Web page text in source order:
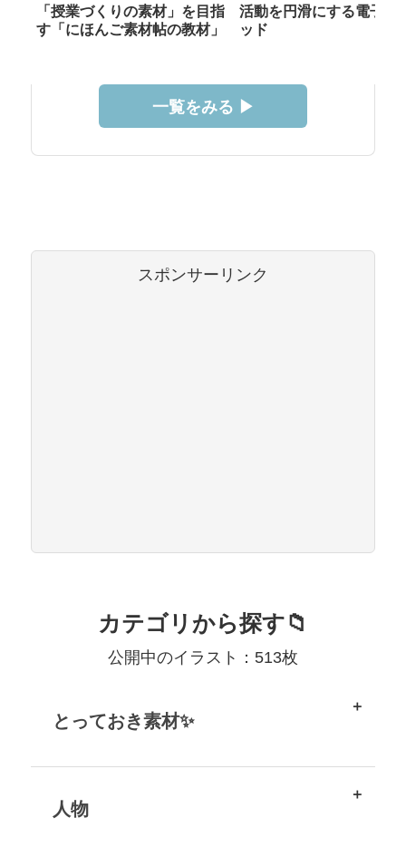
「授業づくりの素材」を目指
す「にほんご素材帖の教材」
活動を円滑にする電子メ
ッド
一覧をみる ▶︎
スポンサーリンク
カテゴリから探す📁
公開中のイラスト：513枚
とっておき素材✨
人物